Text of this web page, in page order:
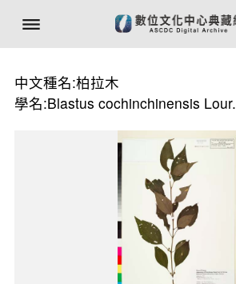
中文種名:柏拉木
學名:Blastus cochinchinensis Lour.